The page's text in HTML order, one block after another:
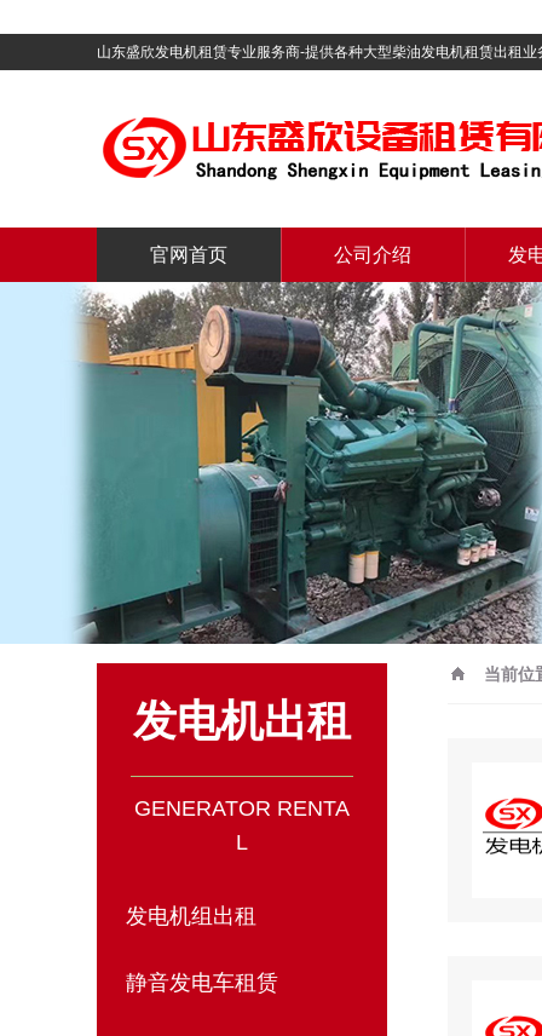
山东盛欣发电机租赁专业服务商-提供各种大型柴油发电机租赁出租业
官网首页 公司介绍 发
发电机出租
GENERATOR RENTA
L
发电机组出租
静音发电车租赁
当前位